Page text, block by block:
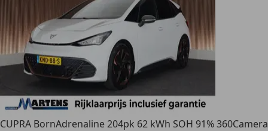
CUPRA BornAdrenaline 204pk 62 kWh SOH 91% 360Camera